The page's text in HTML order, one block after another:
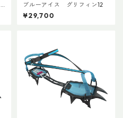
ブルーアイス グリフィン12
¥29,700